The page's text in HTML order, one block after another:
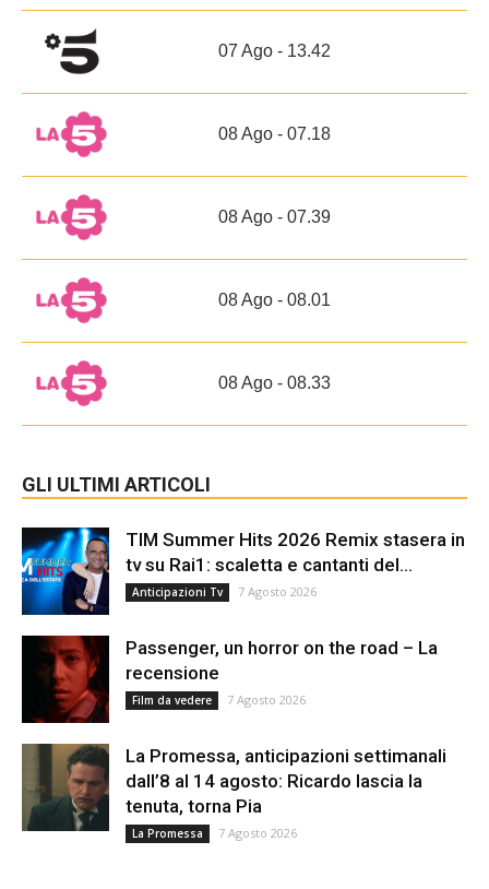
07 Ago - 13.42
08 Ago - 07.18
08 Ago - 07.39
08 Ago - 08.01
08 Ago - 08.33
GLI ULTIMI ARTICOLI
TIM Summer Hits 2026 Remix stasera in
tv su Rai1: scaletta e cantanti del...
Anticipazioni Tv 7 Agosto 2026
Passenger, un horror on the road – La
recensione
Film da vedere 7 Agosto 2026
La Promessa, anticipazioni settimanali
dall’8 al 14 agosto: Ricardo lascia la
tenuta, torna Pia
La Promessa 7 Agosto 2026